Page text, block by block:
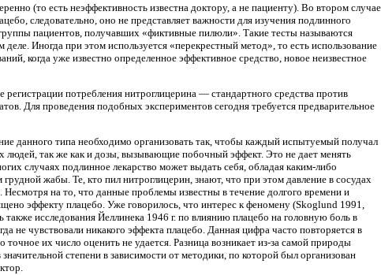
(то есть неэффективность известна доктору, а не пациенту). Во втором случае
следовательно, оно не представляет важности для изучения подлинного
пациентов, получавших «фиктивные пилюли». Такие тесты называются
Иногда при этом используется «перекрестный метод», то есть использование
когда уже известно определенное эффективное средство, новое неизвестное
потребления нитроглицерина — стандартного средства против
Для проведения подобных экспериментов сегодня требуется предварительное
данного типа необходимо организовать так, чтобы каждый испытуемый получал
людей, так же как и дозы, вызывающие побочный эффект. Это не дает менять
случаях подлинное лекарство может выдать себя, обладая каким-либо
жабы. Те, кто пил нитроглицерин, знают, что при этом давление в сосудах
на то, что данные проблемы известны в течение долгого времени и
эффекту плацебо. Уже говорилось, что интерес к феномену (Skoglund 1991,
исследования Йеллинека 1946 г. по влиянию плацебо на головную боль в
чувствовали никакого эффекта плацебо. Данная цифра часто повторяется в
их число оценить не удается. Разница возникает из-за самой природы
степени в зависимости от методики, по которой был организован